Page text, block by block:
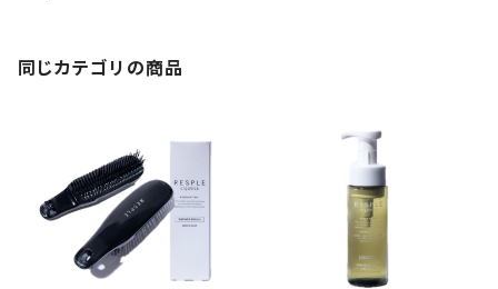
同じカテゴリの商品